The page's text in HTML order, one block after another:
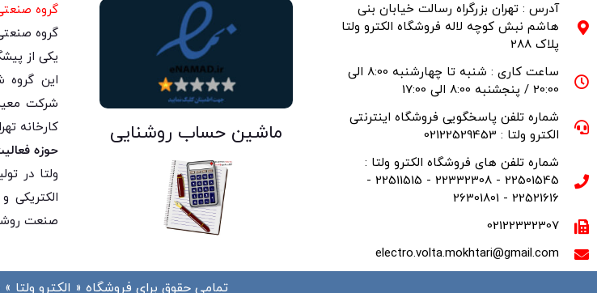
آدرس : تهران بزرگراه رسالت خیابان بنی
هاشم نبش کوچه لاله فروشگاه الکترو ولتا
پلاک 288
ساعت کاری : شنبه تا چهارشنبه 8:00 الی
20:00 / پنجشنبه 8:00 الی 17:00
شماره تلفن پاسخگویی فروشگاه اینترنتی
الکترو ولتا : 02122529453
شماره تلفن های فروشگاه الکترو ولتا :
22501545 - 22332308 - 22511515 -
22521616 - 26301801
02122332307
electro.volta.mokhtari@gmail.com
ماشین حساب روشنایی
گروه
یکی از
این گروه
شرکت
کارخانه
حوزه
ولتا در
الکتریکی
صنعت
تمامی حقوق برای فروشگاه « الکترو